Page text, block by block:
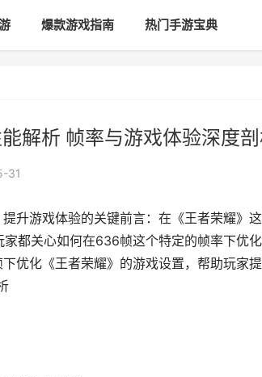
爆款游戏指南 热门手游宝典
解析 帧率与游戏体验深度
31
升游戏体验的关键前言：在《王者荣耀》
都关心如何在636帧这个特定的帧率下优
优化《王者荣耀》的游戏设置，帮助玩家